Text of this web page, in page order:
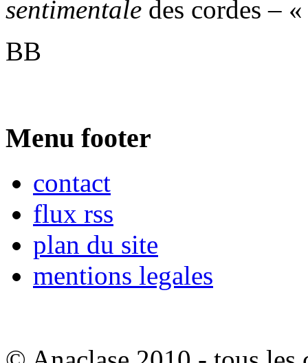
sentimentale des cordes –
BB
Menu footer
contact
flux rss
plan du site
mentions legales